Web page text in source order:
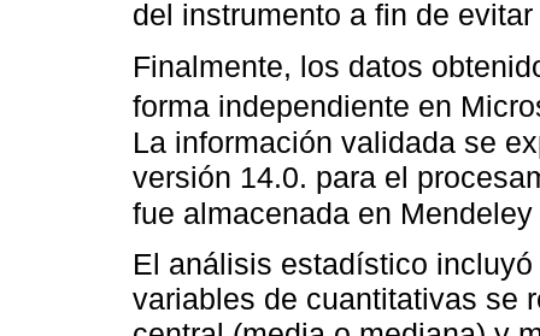
del instrumento a fin de
Finalmente, los datos
forma independiente en
La información validada se
versión 14.0. para el
fue almacenada en Mendeley
El análisis estadístico
variables de cuantitativas se